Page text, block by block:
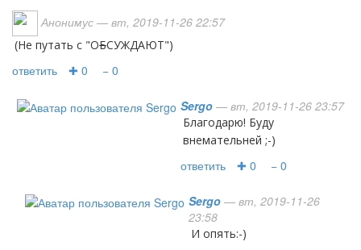
Анонимус — вт, 2019-11-26 22:57
(не путать с "ОБСУЖДАЮТ")
ответить ✚ 0 − 0
Sergo — вт, 2019-11-26 23:57
Благодарю! Буду
внемательней ;-)
ответить ✚ 0 − 0
Sergo — вт, 2019-11-26
23:58
И опять:-)